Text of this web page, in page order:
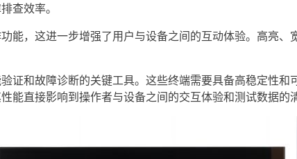
查效率。
，这进一步增强了用户与设备之间的互动体验。高亮、
和故障诊断的关键工具。这些终端需要具备高稳定性和
能直接影响到操作者与设备之间的交互体验和测试数据的